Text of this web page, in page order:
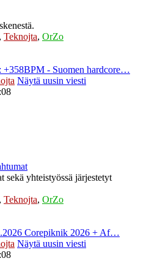
, Teknojta, OrZo
+358BPM - Suomen hardcore…
Näytä uusin viesti
yhteistyössä järjestetyt
, Teknojta, OrZo
Corepiknik 2026 + Af…
Näytä uusin viesti